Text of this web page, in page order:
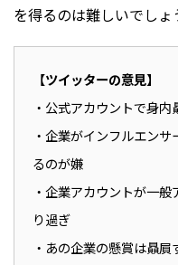
を得るのは難しいでしょ
【ツイッターの意見】
・公式アカウントで身
・企業がインフルエン
るのが嫌
・企業アカウントが一
り過ぎ
・あの企業の懸賞は贔